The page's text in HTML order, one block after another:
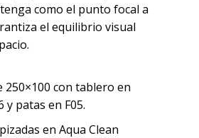
como el punto focal a
el equilibrio visual
250×100 con tablero en
y patas en F05.
en Aqua Clean